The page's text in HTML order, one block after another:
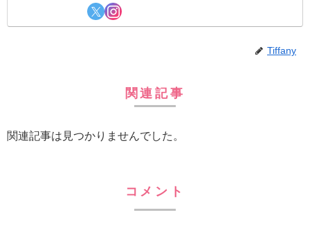
Tiffany
関連記事
関連記事は見つかりませんでした。
コメント